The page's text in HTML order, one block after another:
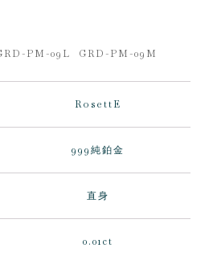
PM-09L GRD-PM-09M
RosettE
999純鉑金
直身
0.01ct